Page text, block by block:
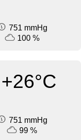
751 mmHg
100 %
+26°C
751 mmHg
99 %